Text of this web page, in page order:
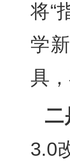
将“
学
具
二
3.0